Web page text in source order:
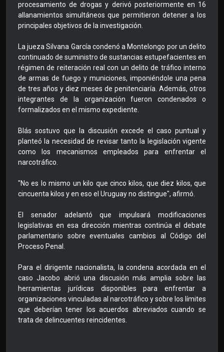
procesamiento de drogas y derivó posteriormente en 16
allanamientos simultáneos que permitieron detener a los
principales objetivos de la investigación.
La jueza Silvana García condenó a Montelongo por un delito
continuado de suministro de sustancias estupefacientes en
régimen de reiteración real con un delito de tráfico interno
de armas de fuego y municiones, imponiéndole una pena
de tres años y diez meses de penitenciaría. Además, otros
integrantes de la organización fueron condenados o
formalizados en el mismo expediente.
Blás sostuvo que la discusión excede el caso puntual y
planteó la necesidad de revisar tanto la legislación vigente
como los mecanismos empleados para enfrentar el
narcotráfico.
"No es lo mismo un kilo que cinco kilos, que diez kilos, que
cincuenta kilos y en eso el Uruguay no distingue", afirmó.
El senador adelantó que impulsará modificaciones
legislativas en esa dirección mientras continúa el debate
parlamentario sobre eventuales cambios al Código del
Proceso Penal.
Para el dirigente nacionalista, la condena acordada en el
caso Jacobo abrió una discusión más amplia sobre las
herramientas jurídicas disponibles para enfrentar a
organizaciones vinculadas al narcotráfico y sobre los límites
que deberían tener los acuerdos abreviados cuando se
trata de delincuentes reincidentes.